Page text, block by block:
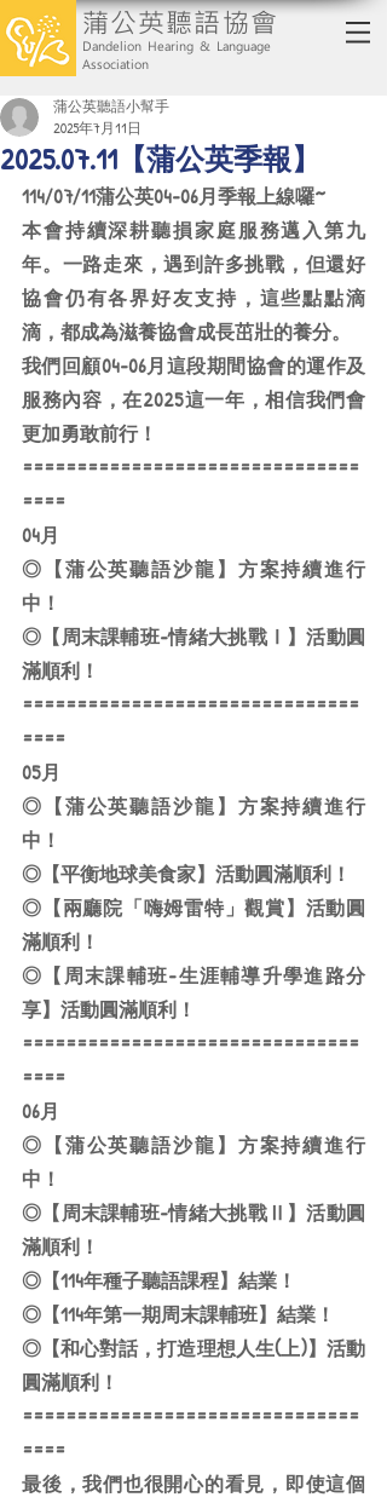
蒲公英聽語協會
Dandelion Hearing & Language
Association
2025.07.11【蒲公英季報】
蒲公英聽語小幫手
2025年7月11日
114/07/11蒲公英04-06月季報上線囉~
本會持續深耕聽損家庭服務邁入第九
年。一路走來，遇到許多挑戰，但還好
協會仍有各界好友支持，這些點點滴
滴，都成為滋養協會成長茁壯的養分。
我們回顧04-06月這段期間協會的運作及
服務內容，在2025這一年，相信我們會
更加勇敢前行！
===============================
====
04月
◎【蒲公英聽語沙龍】方案持續進行
中！
◎【周末課輔班-情緒大挑戰Ⅰ】活動圓
滿順利！
===============================
====
05月
◎【蒲公英聽語沙龍】方案持續進行
中！
◎【平衡地球美食家】活動圓滿順利！
◎【兩廳院「嗨姆雷特」觀賞】活動圓
滿順利！
◎【周末課輔班-生涯輔導升學進路分
享】活動圓滿順利！
===============================
====
06月
◎【蒲公英聽語沙龍】方案持續進行
中！
◎【周末課輔班-情緒大挑戰Ⅱ】活動圓
滿順利！
◎【114年種子聽語課程】結業！
◎【114年第一期周末課輔班】結業！
◎【和心對話，打造理想人生(上)】活動
圓滿順利！
===============================
====
最後，我們也很開心的看見，即使這個